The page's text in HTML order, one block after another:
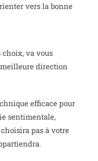
vers la bonne
choix, va vous
direction
efficace pour
sentimentale,
pas à votre